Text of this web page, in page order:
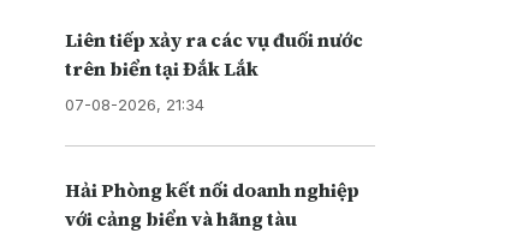
Liên tiếp xảy ra các vụ đuối nước
trên biển tại Đắk Lắk
07-08-2026, 21:34
Hải Phòng kết nối doanh nghiệp
với cảng biển và hãng tàu